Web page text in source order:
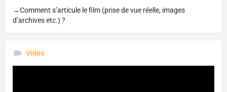
→Comment s’articule le film (prise de vue réelle, images
d’archives etc.) ?
Vidéo